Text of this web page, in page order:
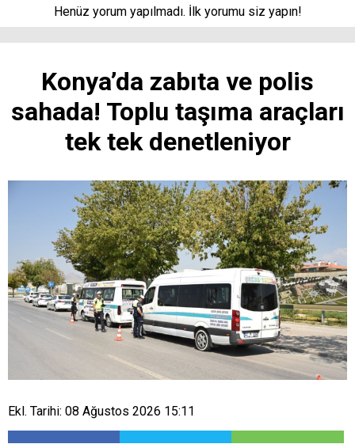
Henüz yorum yapılmadı. İlk yorumu siz yapın!
Konya’da zabıta ve polis
sahada! Toplu taşıma araçları
tek tek denetleniyor
Ekl. Tarihi: 08 Ağustos 2026 15:11